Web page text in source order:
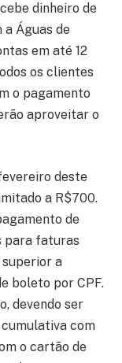
dinheiro de
Águas de
em até 12
os clientes
o pagamento
aproveitar o
deste
a R$700.
de
para faturas
superior a
boleto por CPF.
devendo ser
com
o cartão de